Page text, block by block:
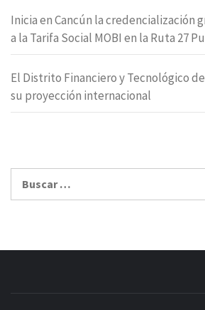
Inicia en Cancún la credencialización
a la Tarifa Social MOBI en la Ruta 27
El Distrito Financiero y Tecnológico
su proyección internacional